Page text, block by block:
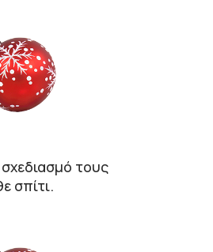
τους
σπίτι.